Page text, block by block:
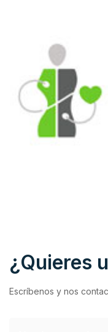
¿Quieres
Escríbenos y nos